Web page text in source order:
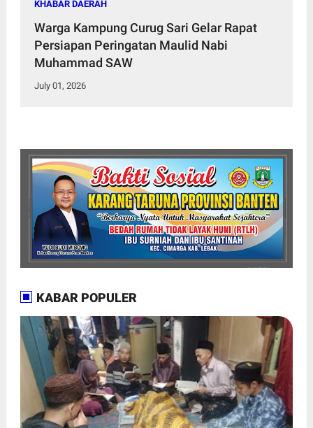
KHABAR DAERAH
Warga Kampung Curug Sari Gelar Rapat
Persiapan Peringatan Maulid Nabi
Muhammad SAW
July 01, 2026
KABAR POPULER